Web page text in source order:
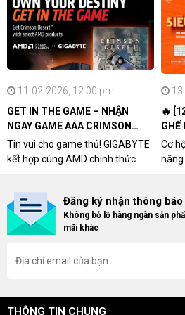
Kết nối:
Wireless (1000Hz):
Wireless (8000Hz):
chọn)
Có hỗ trợ kết nối
Trọng lượng:
Mini: 51g (±1g)
Mini: 115.6 x 61 x
11-02-2026, 12:00 pm
GET IN THE GAME – NHẬN
NGAY GAME AAA CRIMSON
DESERT CÙNG GIGABYTE &
AMD
Tin vui cho game thủ! GIGABYTE
kết hợp cùng AMD chính thức
khách hàng sở hữu VGA Radeon
RX 9070 / RX 9070 XT.
🔥
GHẾ
CƠ
Cơ
dòng
bạn
Đăng ký nhận thông
Không bỏ lỡ hàng ngàn sản
mãi khác
THÔNG TIN CHUNG